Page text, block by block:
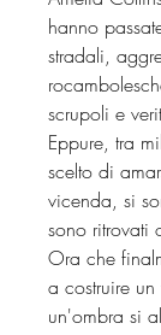
hanno
stradali,
scrupoli e
Eppure, tra
scelto di
vicenda, si
sono ritrovati
Ora che
a costruire un
un'ombra si